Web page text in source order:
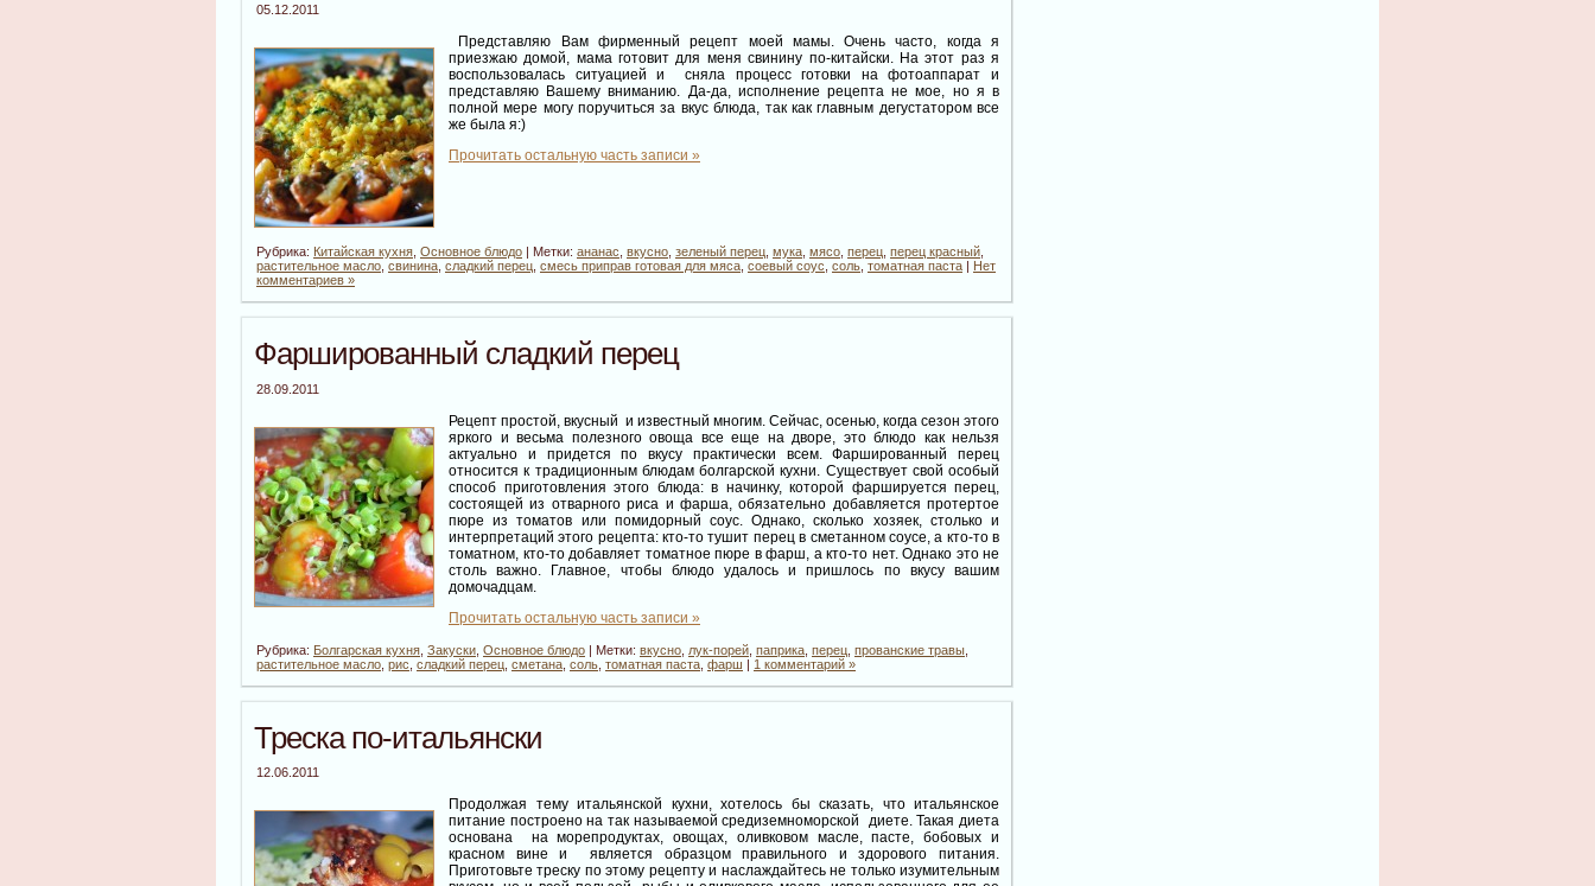
05.12.2011
Представляю Вам фирменный рецепт моей мамы. Очень часто, когда я
приезжаю домой, мама готовит для меня свинину по-китайски. На этот раз я
воспользовалась ситуацией и сняла процесс готовки на фотоаппарат и
представляю Вашему вниманию. Да-да, исполнение рецепта не мое, но я в
полной мере могу поручиться за вкус блюда, так как главным дегустатором все
же была я:)
Прочитать остальную часть записи »
Рубрика: Китайская кухня Основное блюдо | Метки: ананас вкусно зеленый перец мука мясо перец перец красный
растительное масло свинина сладкий перец смесь приправ готовая для мяса соевый соус соль томатная паста | Нет
комментариев »
Фаршированный сладкий перец
28.09.2011
Рецепт простой, вкусный и известный многим. Сейчас, осенью, когда сезон этого
яркого и весьма полезного овоща все еще на дворе, это блюдо как нельзя
актуально и придется по вкусу практически всем. Фаршированный перец
относится к традиционным блюдам болгарской кухни. Существует свой особый
способ приготовления этого блюда: в начинку, которой фаршируется перец,
состоящей из отварного риса и фарша, обязательно добавляется протертое
пюре из томатов или помидорный соус. Однако, сколько хозяек, столько и
интерпретаций этого рецепта: кто-то тушит перец в сметанном соусе, а кто-то в
томатном, кто-то добавляет томатное пюре в фарш, а кто-то нет. Однако это не
столь важно. Главное, чтобы блюдо удалось и пришлось по вкусу вашим
домочадцам.
Прочитать остальную часть записи »
Рубрика: Болгарская кухня Закуски Основное блюдо | Метки: вкусно лук-порей паприка перец прованские травы
растительное масло рис сладкий перец сметана соль томатная паста фарш | 1 комментарий »
Треска по-итальянски
12.06.2011
Продолжая тему итальянской кухни, хотелось бы сказать, что итальянское
питание построено на так называемой средиземноморской диете. Такая диета
основана на морепродуктах, овощах, оливковом масле, пасте, бобовых и
красном вине и является образцом правильного и здорового питания.
Приготовьте треску по этому рецепту и наслаждайтесь не только изумительным